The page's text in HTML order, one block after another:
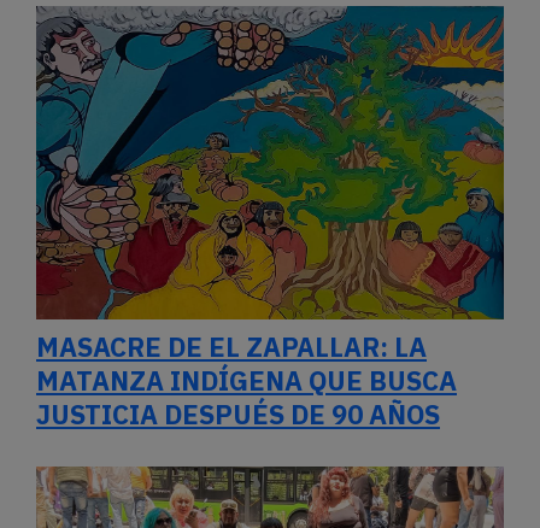
MASACRE DE EL ZAPALLAR: LA
MATANZA INDÍGENA QUE BUSCA
JUSTICIA DESPUÉS DE 90 AÑOS